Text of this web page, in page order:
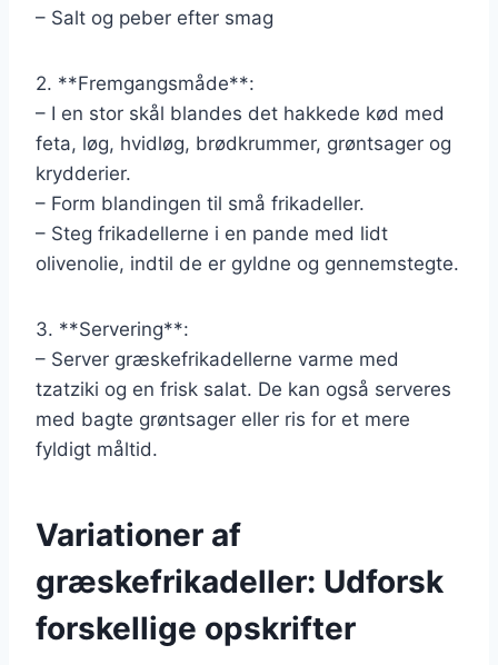
– Salt og peber efter smag
2. **Fremgangsmåde**:
– I en stor skål blandes det hakkede kød med
feta, løg, hvidløg, brødkrummer, grøntsager og
krydderier.
– Form blandingen til små frikadeller.
– Steg frikadellerne i en pande med lidt
olivenolie, indtil de er gyldne og gennemstegte.
3. **Servering**:
– Server græskefrikadellerne varme med
tzatziki og en frisk salat. De kan også serveres
med bagte grøntsager eller ris for et mere
fyldigt måltid.
Variationer af
græskefrikadeller: Udforsk
forskellige opskrifter